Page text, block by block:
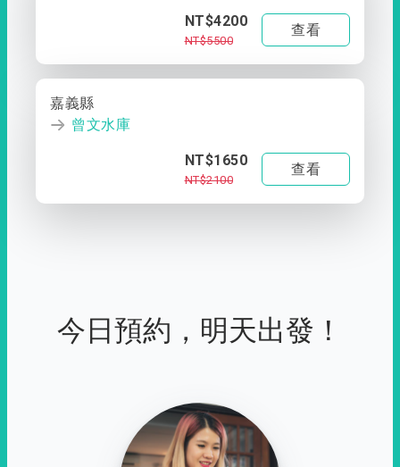
NT$4200
NT$5500
查看
嘉義縣
曾文水庫
NT$1650
NT$2100
查看
今日預約，明天出發！